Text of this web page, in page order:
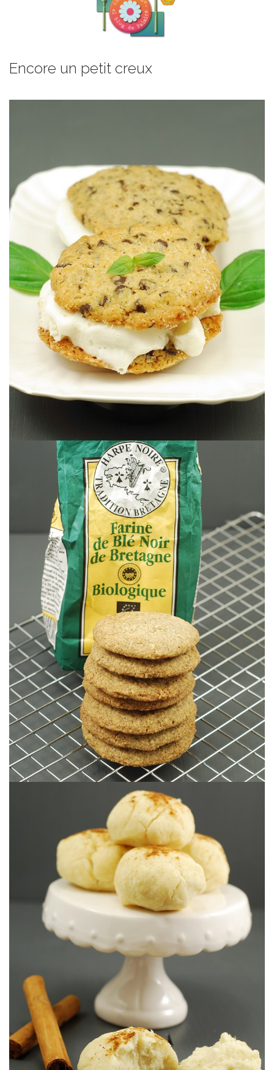
Encore un petit creux
ICE CREAM SANDWICH OU SANDWICH
À LA GLACE
Cookies et glace, what else?
GALETTES SABLÉES BRETONNES AU
SARRASIN (sans gluten)
De délicieux petits biscuits sablés beurrés à la farine de sarrasin et
sans gluten à la saveur exquise.
LES MANTECAOS DE MME
BALLESTER
Le goût des souvenirs.